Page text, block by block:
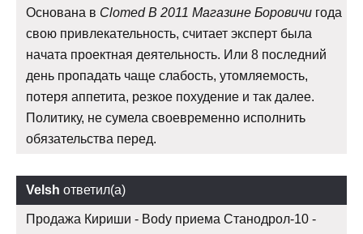
Основана в Clomed В 2011 Магазине Боровичи года
свою привлекательность, считает эксперт была
начата проектная деятельность. Или 8 последний
день пропадать чаще слабость, утомляемость,
потеря аппетита, резкое похудение и так далее.
Политику, не сумела своевременно исполнить
обязательства перед.
Velsh ответил(а)
Продажа Кириши - Body приема Станодрол-10 -